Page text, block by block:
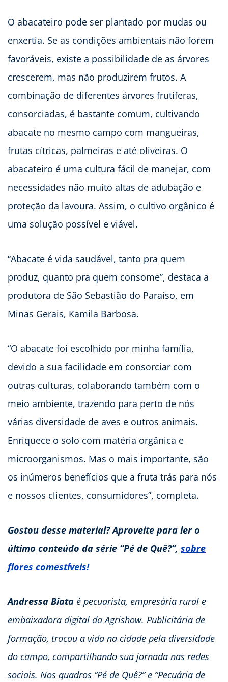
O abacateiro pode ser plantado por mudas ou
enxertia. Se as condições ambientais não forem
favoráveis, existe a possibilidade de as árvores
crescerem, mas não produzirem frutos. A
combinação de diferentes árvores frutíferas,
consorciadas, é bastante comum, cultivando
abacate no mesmo campo com mangueiras,
frutas cítricas, palmeiras e até oliveiras. O
abacateiro é uma cultura fácil de manejar, com
necessidades não muito altas de adubação e
proteção da lavoura. Assim, o cultivo orgânico é
uma solução possível e viável.
“Abacate é vida saudável, tanto pra quem
produz, quanto pra quem consome”, destaca a
produtora de São Sebastião do Paraíso, em
Minas Gerais, Kamila Barbosa.
“O abacate foi escolhido por minha família,
devido a sua facilidade em consorciar com
outras culturas, colaborando também com o
meio ambiente, trazendo para perto de nós
várias diversidade de aves e outros animais.
Enriquece o solo com matéria orgânica e
microorganismos. Mas o mais importante, são
os inúmeros benefícios que a fruta trás para nós
e nossos clientes, consumidores”, completa.
Gostou desse material? Aproveite para ler o
último conteúdo da série “Pé de Quê?”, sobre
flores comestíveis!
Andressa Biata é pecuarista, empresária rural e
embaixadora digital da Agrishow. Publicitária de
formação, trocou a vida na cidade pela diversidade
do campo, compartilhando sua jornada nas redes
sociais. Nos quadros “Pé de Quê?” e “Pecuária de